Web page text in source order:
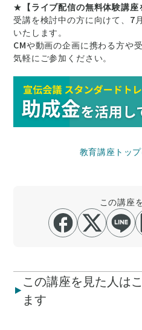
★ 【ライブ配信の無料体験講座
受講を検討中の方に向けて、7
いたします。
CMや動画の企画に携わる方や
気軽にご参加ください。
教育講座トッ
この講座
この講座を見た人は
ます